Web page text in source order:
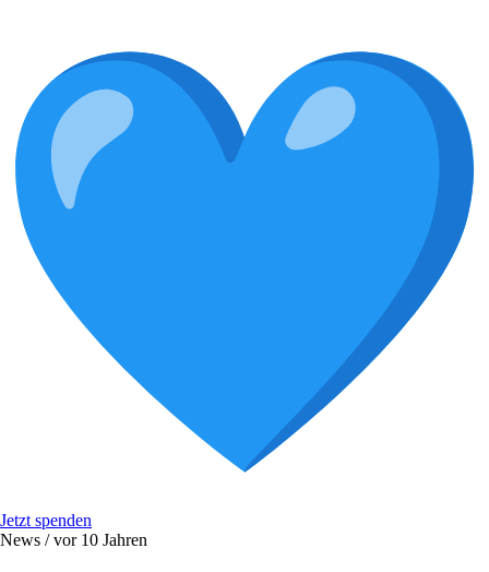
Jetzt spenden
News /vor 10 Jahren